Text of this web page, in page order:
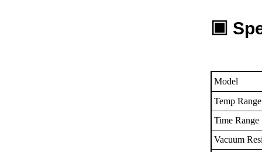
▣
Model
Temp Range
Time Range
Vacuum